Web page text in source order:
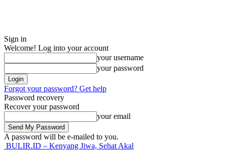
Sign in
Welcome! Log into your account
your username
your password
Forgot your password? Get help
Password recovery
Recover your password
your email
A password will be e-mailed to you.
BULIR.ID – Kenyang Jiwa, Sehat Akal